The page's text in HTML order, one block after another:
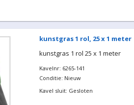
kunstgras 1 rol, 25 x 1 meter
kunstgras 1 rol 25 x 1 meter
Kavelnr: 6265-141
Conditie: Nieuw
Kavel sluit: Gesloten